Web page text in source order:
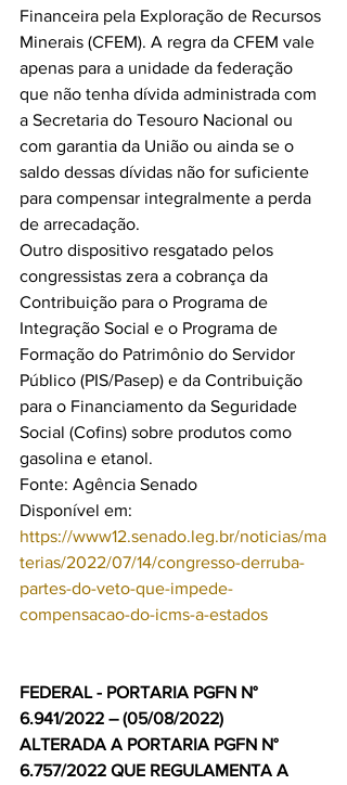
Financeira pela Exploração de Recursos
Minerais (CFEM). A regra da CFEM vale
apenas para a unidade da federação
que não tenha dívida administrada com
a Secretaria do Tesouro Nacional ou
com garantia da União ou ainda se o
saldo dessas dívidas não for suficiente
para compensar integralmente a perda
de arrecadação.
Outro dispositivo resgatado pelos
congressistas zera a cobrança da
Contribuição para o Programa de
Integração Social e o Programa de
Formação do Patrimônio do Servidor
Público (PIS/Pasep) e da Contribuição
para o Financiamento da Seguridade
Social (Cofins) sobre produtos como
gasolina e etanol.
Fonte: Agência Senado
Disponível em:
https://www12.senado.leg.br/noticias/ma
terias/2022/07/14/congresso-derruba-
partes-do-veto-que-impede-
compensacao-do-icms-a-estados
FEDERAL - PORTARIA PGFN N°
6.941/2022 – (05/08/2022)
ALTERADA A PORTARIA PGFN N°
6.757/2022 QUE REGULAMENTA A